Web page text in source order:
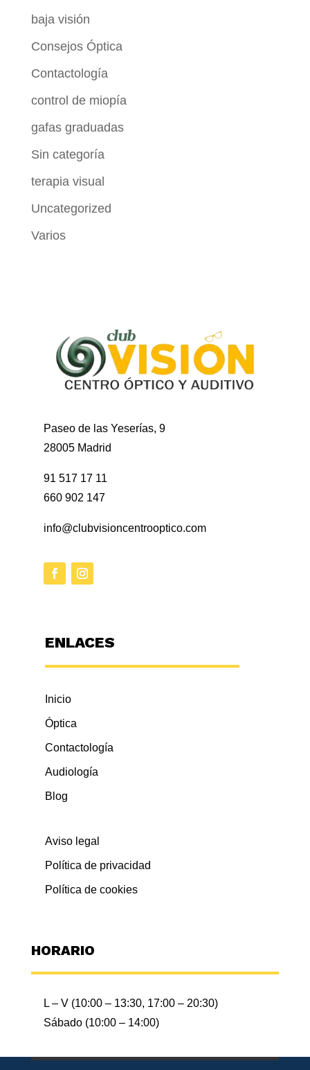
baja visión
Consejos Óptica
Contactología
control de miopía
gafas graduadas
Sin categoría
terapia visual
Uncategorized
Varios
Paseo de las Yeserías, 9
28005 Madrid
91 517 17 11
660 902 147
info@clubvisioncentrooptico.com
ENLACES
Inicio
Óptica
Contactología
Audiología
Blog
Aviso legal
Política de privacidad
Política de cookies
HORARIO
L – V (10:00 – 13:30, 17:00 – 20:30)
Sábado (10:00 – 14:00)
nuestros servicios y mostrarle publicidad relacionada con sus
preferencias en base a un perfil elaborado a partir de sus
hábitos de navegación (por ejemplo, páginas visitadas).
AQUÍ